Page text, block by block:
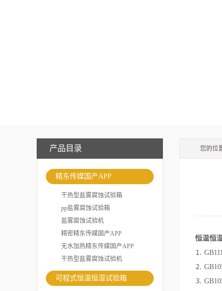
产品目录
精东传媒国产APP
干热型盐雾腐蚀试验箱
pp盐雾腐蚀试验箱
盐雾腐蚀试验机
精密精东传媒国产APP
无水加热精东传媒国产APP
干热型盐雾腐蚀试验机
可程式恒温恒湿试验箱
您的
恒温恒
⒈
⒉
⒊